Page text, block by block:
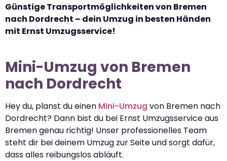
Günstige Transportmöglichkeiten von Bremen
nach Dordrecht – dein Umzug in besten Händen
mit Ernst Umzugsservice!
Mini-Umzug von Bremen
nach Dordrecht
Hey du, planst du einen Mini-Umzug von Bremen nach
Dordrecht? Dann bist du bei Ernst Umzugsservice aus
Bremen genau richtig! Unser professionelles Team
steht dir bei deinem Umzug zur Seite und sorgt dafür,
dass alles reibungslos abläuft.